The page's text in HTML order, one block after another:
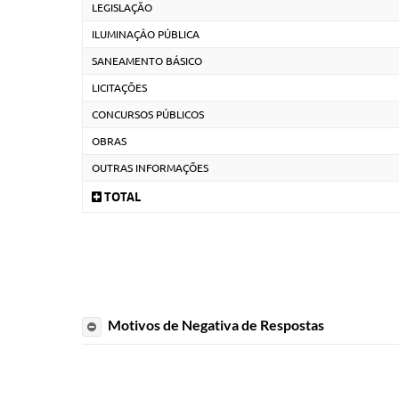
LEGISLAÇÃO
ILUMINAÇÂO PÚBLICA
SANEAMENTO BÁSICO
LICITAÇÕES
CONCURSOS PÚBLICOS
OBRAS
OUTRAS INFORMAÇÕES
TOTAL
Motivos de Negativa de Respostas